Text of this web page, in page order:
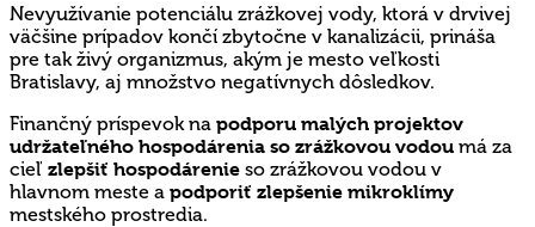
Nevyužívanie potenciálu zrážkovej vody, ktorá v drvivej
väčšine prípadov končí zbytočne v kanalizácii, prináša
pre tak živý organizmus, akým je mesto veľkosti
Bratislavy, aj množstvo negatívnych dôsledkov.
Finančný príspevok na podporu malých projektov
udržateľného hospodárenia so zrážkovou vodou má za
cieľ zlepšiť hospodárenie so zrážkovou vodou v
hlavnom meste a podporiť zlepšenie mikroklímy
mestského prostredia.